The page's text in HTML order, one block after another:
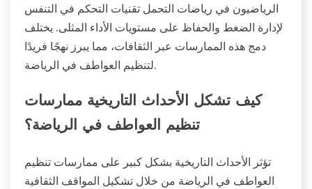
الرياضيون في رياضات التحمل تقنيات التحكم في التنفس
لإدارة الضغط والحفاظ على مستويات الأداء المثلى. يختلف
دمج هذه الممارسات عبر الثقافات، مما يبرز نهجًا فريدًا
لتنظيم العواطف في الرياضة.
كيف تشكل الأحداث التاريخية ممارسات
تنظيم العواطف في الرياضة؟
تؤثر الأحداث التاريخية بشكل كبير على ممارسات تنظيم
العواطف في الرياضة من خلال تشكيل المواقف الثقافية